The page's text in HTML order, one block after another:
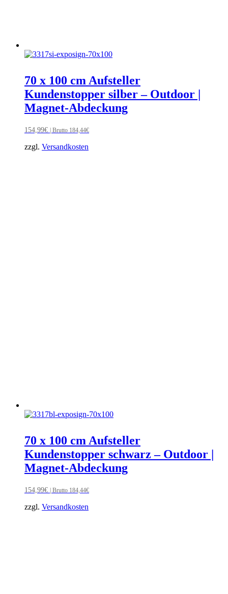
70 x 100 cm Aufsteller
Kundenstopper silber – Outdoor |
Magnet-Abdeckung
154,99€ | Brutto 184,44€
zzgl. Versandkosten
70 x 100 cm Aufsteller
Kundenstopper schwarz – Outdoor |
Magnet-Abdeckung
154,99€ | Brutto 184,44€
zzgl. Versandkosten